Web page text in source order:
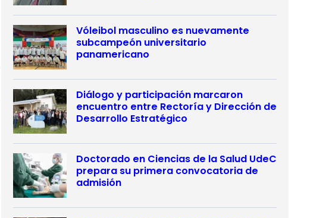
Vóleibol masculino es nuevamente
subcampeón universitario
panamericano
Diálogo y participación marcaron
encuentro entre Rectoría y Dirección de
Desarrollo Estratégico
Doctorado en Ciencias de la Salud UdeC
prepara su primera convocatoria de
admisión